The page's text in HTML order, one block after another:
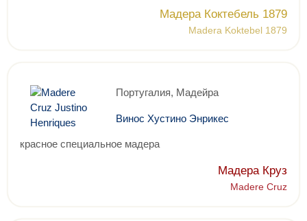
Мадера Коктебель 1879
Madera Koktebel 1879
Португалия, Мадейра
Винос Хустино Энрикес
красное специальное мадера
Мадера Круз
Madere Cruz